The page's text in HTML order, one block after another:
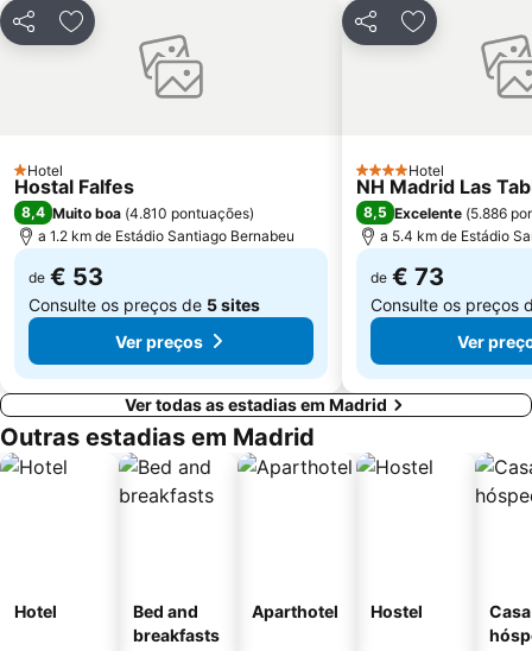
Carabanchel
Malasaña
Gran Vía Metro Station
Tetuán
Praça da Cibeles
Centro Comercial Gran Vía de Hortaleza
Santiago Bernabéu Metro Station
PartilharAdicionar aos favoritos
1 Estrelas
Hotel
Hostal Falfes
8,4 Muito boa (4.810 pontuações)
a 1.2 km de Estádio Santiago Bernabeu
de € 53
Consulte os preços de 5 sites
Ver preços
PartilharAdicionar
4 Estrelas
Hotel
NH Madrid Las
8,5 Excelente (5.886
a 5.4 km de Estádio
de € 73
Consulte os preços
Ver
Ver todas as estadias em Madrid
Outras estadias em Madrid
Hotel
Bed and
breakfasts
Aparthotel Hostel